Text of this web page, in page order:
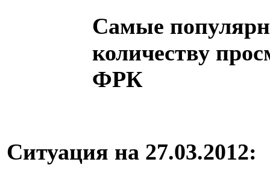
Самые
количеству
ФРК
Ситуация на 27.03.2012: